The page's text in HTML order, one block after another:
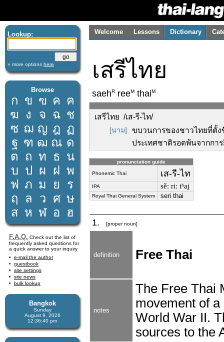
Lookup:
» more options here
Browse
ก ข ฃ ค ฅ
ฆ ง จ ฉ ช
ซ ฌ ญ ฎ ฏ
ฐ ฑ ฒ ณ ด
ต ถ ท ธ น
บ ป ผ ฝ พ
ฟ ภ ม ย
ร
ฤ
ล ว ศ ษ
ส ห ฬ อ ฮ
F.A.Q. Check out the list of
frequently asked questions for
a quick answer to your inquiry
e-mail the author
guestbook
site settings
site news
bulk lookup
Bangkok
Sunday
August 9, 2026
12:36:41 pm
Welcome Lessons Dictionary
เสรีไทย
saehR reeM thaiM
เสรีไทย /เส-รี-ไท/
[นาม]
ขบวนการของชาวไทยที่ตั้ง
ประเทศชาติรอดพ้นจากก
pronunciation guide
Phonemic Thai เส-รี-ไท
IPA sěː riː tʰaj
Royal Thai General System seri thai
1. [proper noun]
definition Free Thai
notes
The Free Thai
movement of
World War II.
sources to the